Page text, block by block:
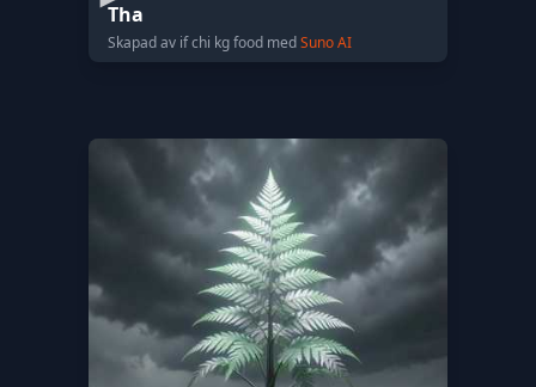
Tha
Skapad av if chi kg food medSuno AI